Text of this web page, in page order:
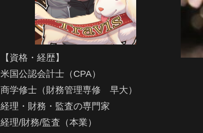
【資格・経歴】
米国公認会計士（CPA）
商学修士（財務管理専修 早大）
経理・財務・監査の専門家
経理/財務/監査（本業）